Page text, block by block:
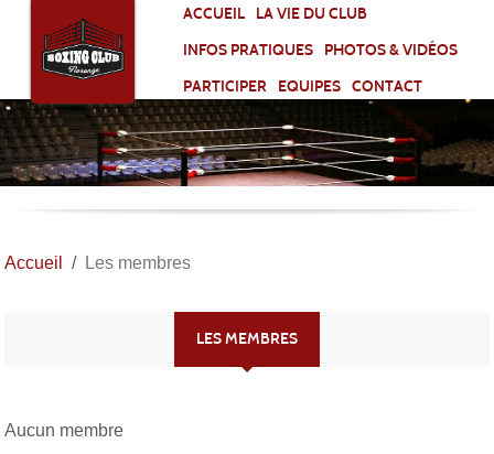
ACCUEIL
LA VIE DU CLUB
INFOS PRATIQUES
PHOTOS & VIDÉOS
PARTICIPER
EQUIPES CONTACT
Accueil Les membres
LES MEMBRES
Aucun membre
Panneau de gestion des cookies